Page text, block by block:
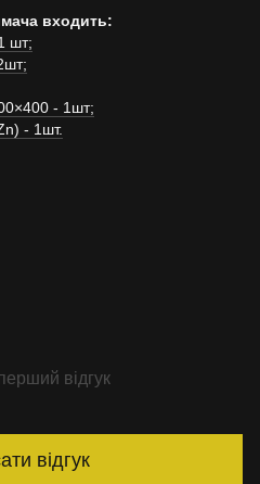
входить:
шт;
- 1шт;
- 1шт.
відгук
відгук